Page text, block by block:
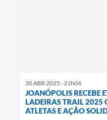
30 ABR 2025 - 21h04
JOANÓPOLIS RECEBE
LADEIRAS TRAIL 2025
ATLETAS E AÇÃO